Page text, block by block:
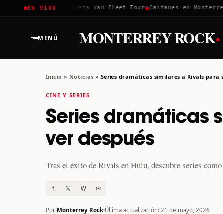
EN VIVO
Coachella 2026✱ Greta Van Fleet Tour✱Caifanes en Monterrey ·
MENÚ MONTERREY ROCK·
Inicio » Noticias » Series dramáticas similares a Rivals para
CINE Y SERIES
Series dramáticas
ver después
Tras el éxito de Rivals en Hulu, descubre series
f 𝕏 W ✉
Por Monterrey Rock Última actualización: 21 de mayo, 2026